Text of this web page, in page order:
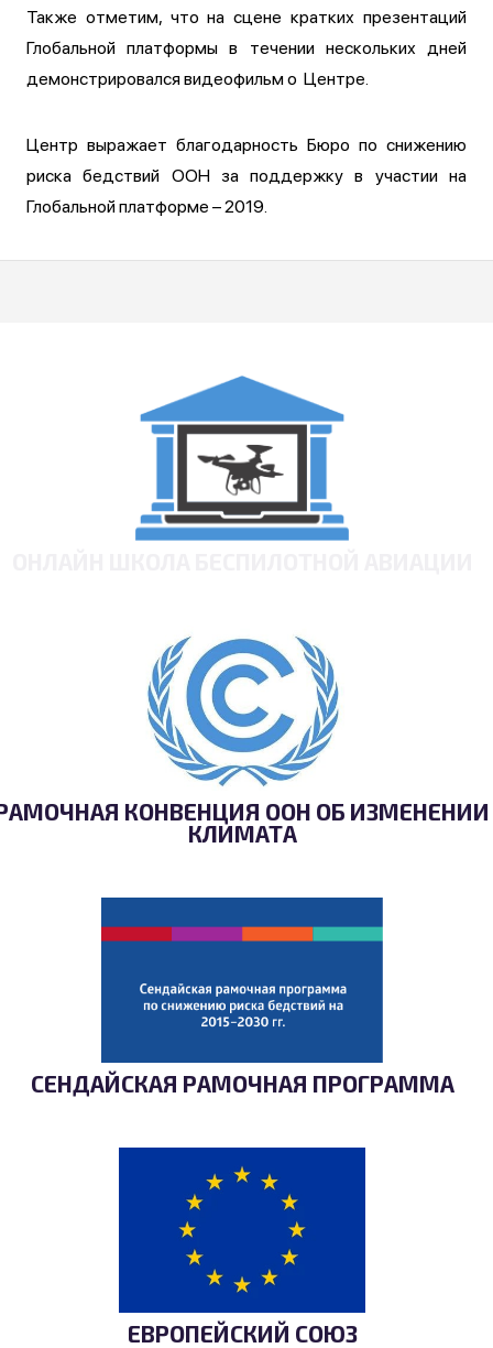
Также отметим, что на сцене кратких презентаций
Глобальной платформы в течении нескольких дней
демонстрировался видеофильм о Центре.
Центр выражает благодарность Бюро по снижению
риска бедствий ООН за поддержку в участии на
Глобальной платформе – 2019.
КОНВЕНЦИЯ ООН ОБ ИЗМЕНЕНИИ
КЛИМАТА
СЕНДАЙСКАЯ РАМОЧНАЯ ПРОГРАММА
ЕВРОПЕЙСКИЙ СОЮЗ